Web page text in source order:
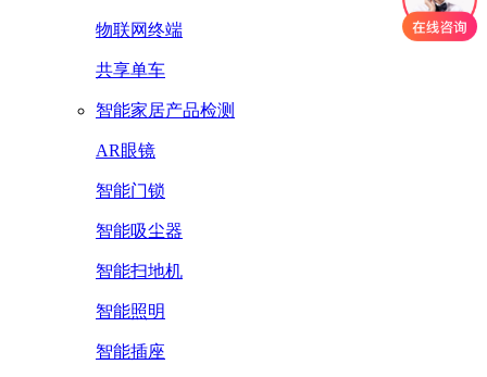
物联网终端
共享单车
智能家居产品检测
AR眼镜
智能门锁
智能吸尘器
智能扫地机
智能照明
智能插座